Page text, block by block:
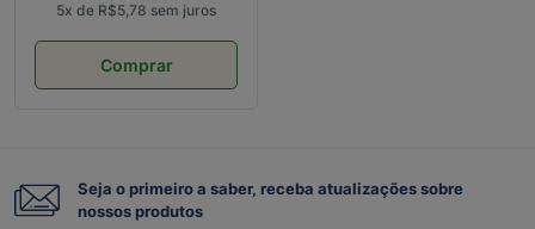
5x de R$5,78 sem juros
Comprar
Seja o primeiro a saber, receba atualizações sobre
nossos produtos